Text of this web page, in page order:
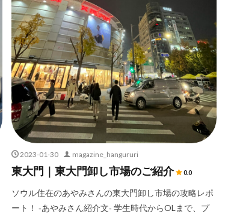
2023-01-30 magazine_hangururi
東大門｜東大門卸し市場のご紹介 0.0
ソウル住在のあやみさんの東大門卸し市場の攻略レポ
ート！ ‐あやみさん紹介文‐ 学生時代からOLまで、プ